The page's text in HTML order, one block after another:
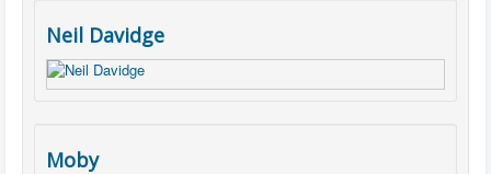
Neil Davidge
Moby